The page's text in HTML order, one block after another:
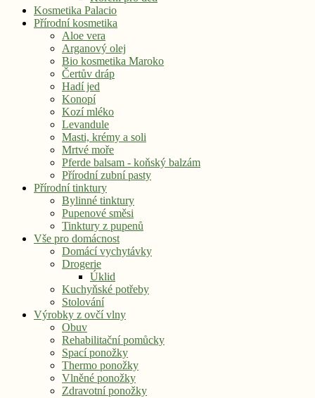
Kosmetika Palacio
Přírodní kosmetika
Aloe vera
Arganový olej
Bio kosmetika Maroko
Čertův dráp
Hadí jed
Konopí
Kozí mléko
Levandule
Masti, krémy a soli
Mrtvé moře
Pferde balsam - koňský balzám
Přírodní zubní pasty
Přírodní tinktury
Bylinné tinktury
Pupenové směsi
Tinktury z pupenů
Vše pro domácnost
Domácí vychytávky
Drogerie
Úklid
Kuchyňské potřeby
Stolování
Výrobky z ovčí vlny
Obuv
Rehabilitační pomůcky
Spací ponožky
Thermo ponožky
Vlněné ponožky
Zdravotní ponožky